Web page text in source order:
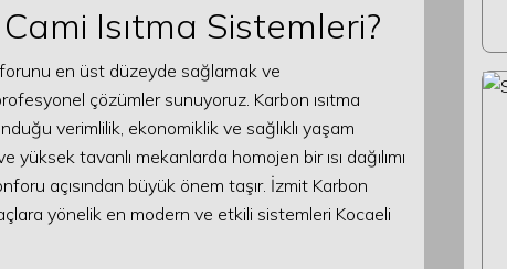
Isıtma Sistemleri?
en üst düzeyde sağlamak ve
çözümler sunuyoruz. Karbon ısıtma
verimlilik, ekonomiklik ve sağlıklı yaşam
yüksek tavanlı mekanlarda homojen bir ısı dağılımı
açısından büyük önem taşır. İzmit Karbon
yönelik en modern ve etkili sistemleri Kocaeli